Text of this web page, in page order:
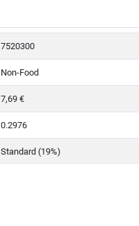
7520300
Non-Food
7,69 €
0.2976
Standard (19%)